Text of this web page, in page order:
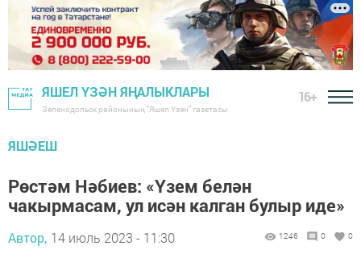
ЯШЕЛ ҮЗӘН ЯҢАЛЫКЛАРЫ
Зеленодольск районының "Яшел Үзән" газетасы
16+
ЯШӘЕШ
Рөстәм Нәбиев: «Үзем белән
чакырмасам, ул исән калган булыр иде»
Автор, 14 июль 2023 - 11:30 1246 0 0